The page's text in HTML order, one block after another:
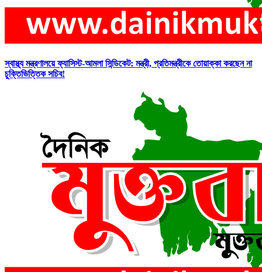
স্বাস্থ্য মন্ত্রণালয়ে ফ্যাসিস্ট-আমলা সিন্ডিকেট: মন্ত্রী, প্রতিমন্ত্রীকে তোয়াক্কা করছেন না
চুক্তিভিত্তিক সচিব!